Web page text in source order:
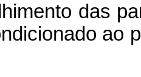
das
ao